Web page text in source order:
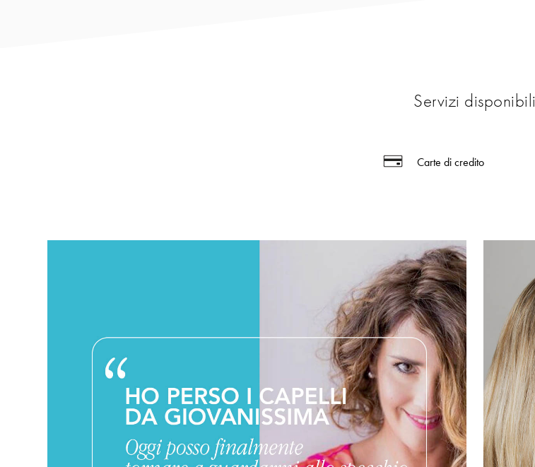
Servizi disponibili
Carte di credito